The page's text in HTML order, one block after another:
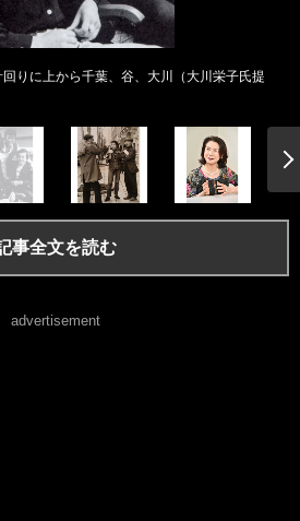
りに上から千葉、谷、大川（大川栄子氏提
事全文を読む
advertisement